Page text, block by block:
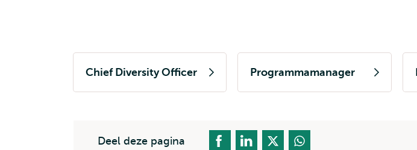
Chief Diversity Officer Programmamanager
Deel deze pagina